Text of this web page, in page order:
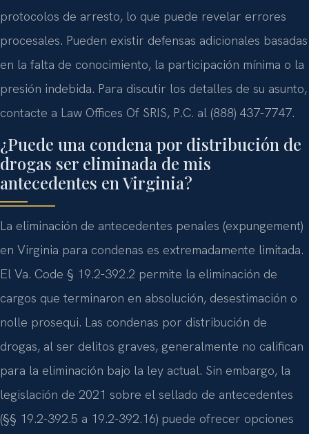
protocolos de arresto, lo que puede revelar errores
procesales. Pueden existir defensas adicionales basadas
en la falta de conocimiento, la participación mínima o la
presión indebida. Para discutir los detalles de su asunto,
contacte a Law Offices Of SRIS, P.C. al (888) 437-7747.
¿Puede una condena por distribución de
drogas ser eliminada de mis
antecedentes en Virginia?
La eliminación de antecedentes penales (expungement)
en Virginia para condenas es extremadamente limitada.
El Va. Code § 19.2-392.2 permite la eliminación de
cargos que terminaron en absolución, desestimación o
nolle prosequi. Las condenas por distribución de
drogas, al ser delitos graves, generalmente no califican
para la eliminación bajo la ley actual. Sin embargo, la
legislación de 2021 sobre el sellado de antecedentes
(§§ 19.2-392.5 a 19.2-392.16) puede ofrecer opciones